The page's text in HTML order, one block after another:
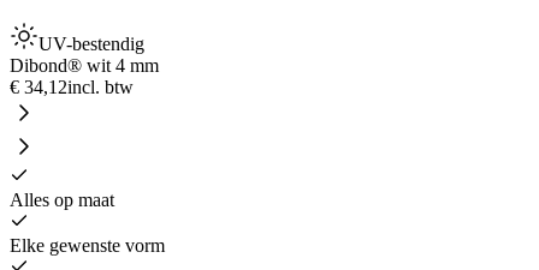
UV-bestendig
Dibond® wit 4 mm
€ 34,12incl. btw
Alles op maat
Elke gewenste vorm